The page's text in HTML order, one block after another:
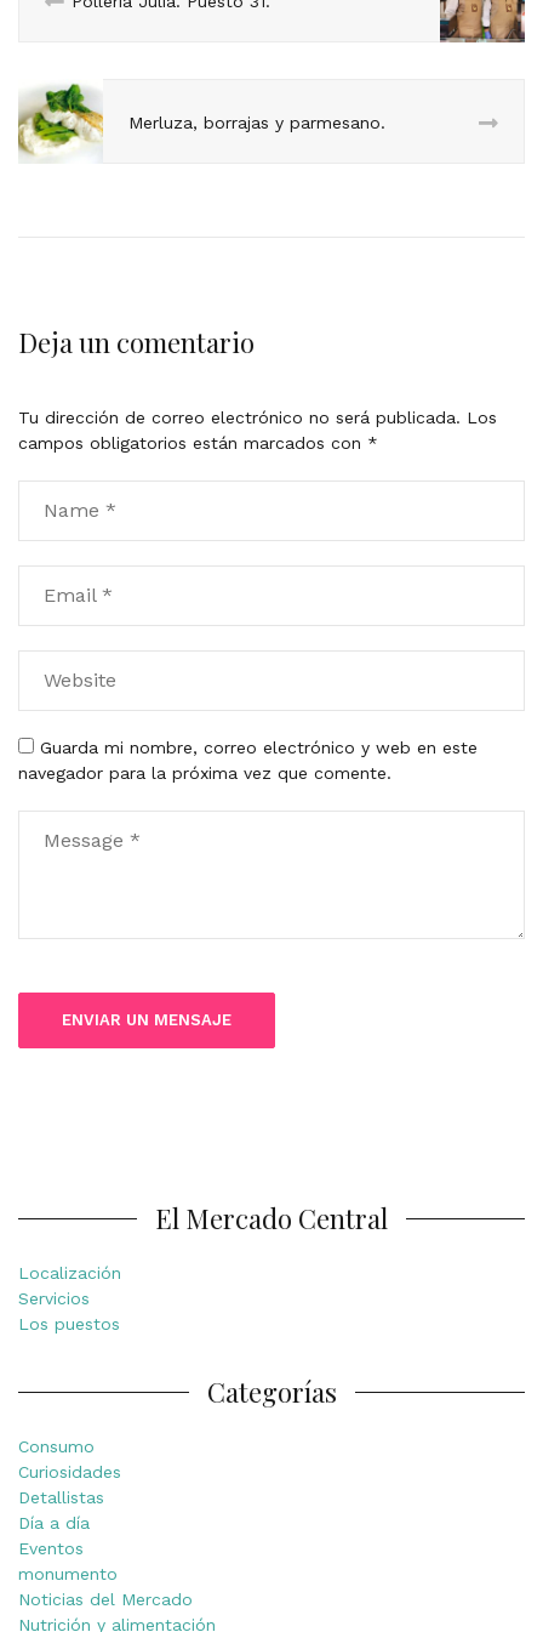
Merluza, borrajas y parmesano.
Deja un comentario
Tu dirección de correo electrónico no será publicada. Los
campos obligatorios están marcados con *
Guarda mi nombre, correo electrónico y web en este
navegador para la próxima vez que comente.
El Mercado Central
Localización
Servicios
Los puestos
Categorías
Consumo
Curiosidades
Detallistas
Día a día
Eventos
monumento
Noticias del Mercado
Nutrición y alimentación